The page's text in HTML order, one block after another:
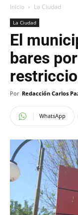
Inicio La Ciudad
La Ciudad
El
bares
Por Redacción Carlos
WhatsApp